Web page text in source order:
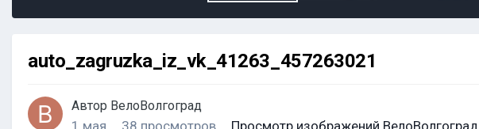
auto_zagruzka_iz_vk_41263_457263021
Автор ВелоВолгоград